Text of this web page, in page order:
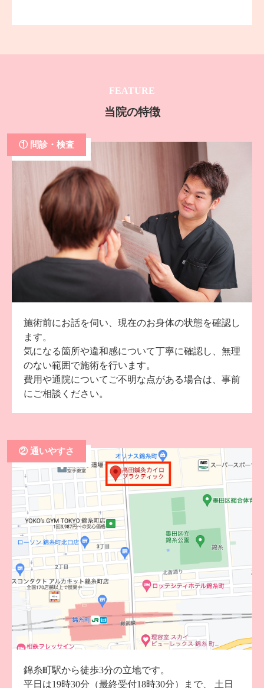
FEATURE
当院の特徴
① 問診・検査
施術前にお話を伺い、現在のお身体の状態を確認し
ます。
気になる箇所や違和感について丁寧に確認し、無理
のない範囲で施術を行います。
費用や通院についてご不明な点がある場合は、事前
にご相談ください。
② 通いやすさ
錦糸町駅から徒歩3分の立地です。
平日は19時30分（最終受付18時30分）まで、
土日